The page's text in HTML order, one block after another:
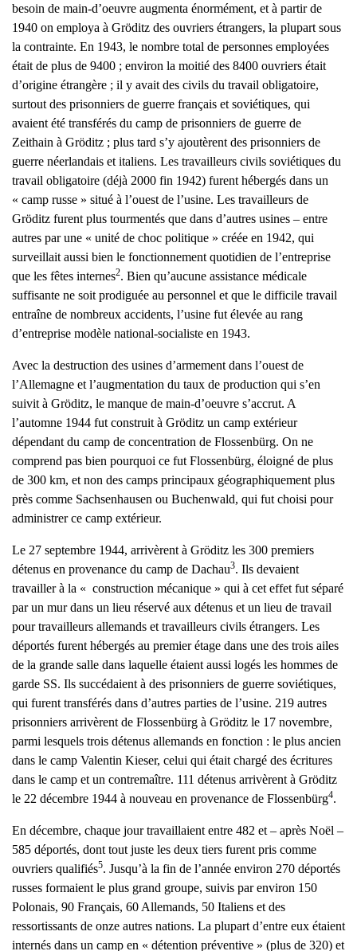
besoin de main-d’oeuvre augmenta énormément, et à partir de
1940 on employa à Gröditz des ouvriers étrangers, la plupart sous
la contrainte. En 1943, le nombre total de personnes employées
était de plus de 9400 ; environ la moitié des 8400 ouvriers était
d’origine étrangère ; il y avait des civils du travail obligatoire,
surtout des prisonniers de guerre français et soviétiques, qui
avaient été transférés du camp de prisonniers de guerre de
Zeithain à Gröditz ; plus tard s’y ajoutèrent des prisonniers de
guerre néerlandais et italiens. Les travailleurs civils soviétiques du
travail obligatoire (déjà 2000 fin 1942) furent hébergés dans un
« camp russe » situé à l’ouest de l’usine. Les travailleurs de
Gröditz furent plus tourmentés que dans d’autres usines – entre
autres par une « unité de choc politique » créée en 1942, qui
surveillait aussi bien le fonctionnement quotidien de l’entreprise
que les fêtes internes2. Bien qu’aucune assistance médicale
suffisante ne soit prodiguée au personnel et que le difficile travail
entraîne de nombreux accidents, l’usine fut élevée au rang
d’entreprise modèle national-socialiste en 1943.
Avec la destruction des usines d’armement dans l’ouest de
l’Allemagne et l’augmentation du taux de production qui s’en
suivit à Gröditz, le manque de main-d’oeuvre s’accrut. A
l’automne 1944 fut construit à Gröditz un camp extérieur
dépendant du camp de concentration de Flossenbürg. On ne
comprend pas bien pourquoi ce fut Flossenbürg, éloigné de plus
de 300 km, et non des camps principaux géographiquement plus
près comme Sachsenhausen ou Buchenwald, qui fut choisi pour
administrer ce camp extérieur.
Le 27 septembre 1944, arrivèrent à Gröditz les 300 premiers
détenus en provenance du camp de Dachau3. Ils devaient
travailler à la « construction mécanique » qui à cet effet fut séparé
par un mur dans un lieu réservé aux détenus et un lieu de travail
pour travailleurs allemands et travailleurs civils étrangers. Les
déportés furent hébergés au premier étage dans une des trois ailes
de la grande salle dans laquelle étaient aussi logés les hommes de
garde SS. Ils succédaient à des prisonniers de guerre soviétiques,
qui furent transférés dans d’autres parties de l’usine. 219 autres
prisonniers arrivèrent de Flossenbürg à Gröditz le 17 novembre,
parmi lesquels trois détenus allemands en fonction : le plus ancien
dans le camp Valentin Kieser, celui qui était chargé des écritures
dans le camp et un contremaître. 111 détenus arrivèrent à Gröditz
le 22 décembre 1944 à nouveau en provenance de Flossenbürg4.
En décembre, chaque jour travaillaient entre 482 et – après Noël –
585 déportés, dont tout juste les deux tiers furent pris comme
ouvriers qualifiés5. Jusqu’à la fin de l’année environ 270 déportés
russes formaient le plus grand groupe, suivis par environ 150
Polonais, 90 Français, 60 Allemands, 50 Italiens et des
ressortissants de onze autres nations. La plupart d’entre eux étaient
internés dans un camp en « détention préventive » (plus de 320) et